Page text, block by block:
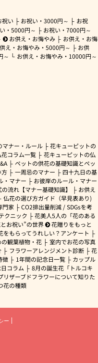
祝い お祝い・3000円～
お祝
・ 5000円～ お祝い・7000円～
お供え・お悔やみ
お供え・お悔
え・お悔やみ・ 5000円～
お供
～ お供え・お悔やみ・ 10000円～
マナー・ルール
花キューピットの
コラム一覧
花キューピットの仏
ペットの供花の基礎知識とペッ
方
一周忌のマナー
四十九日の基
・マナー
お彼岸のルール・マナー
流れ【マナー基礎知識】
お供え
仏花の選び方ガイド（早見表あり)
門家
CO2排出量削減 / SDGsを考
クニック
花美人5人の「花のある
お祝い”の世界
花贈りをもっと
をもらってうれしい？アンケート
観葉植物・花
室内でお花の写真
フラワーアレンジメント診断
花
徴
1年間の記念日一覧
カップル
コラム
8月の誕生花「トルコキ
リザーブドフラワーについて知りた
花の種類
ー